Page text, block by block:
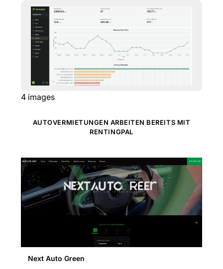
4 images
AUTOVERMIETUNGEN ARBEITEN BEREITS MIT
RENTINGPAL
Next Auto Green